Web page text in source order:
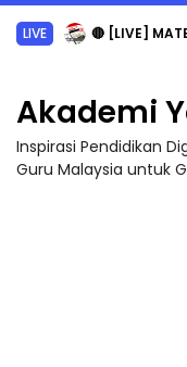
LIVE 🔴 [LIVE] MATEMATIK SR, WANG
Akademi
Inspirasi Pendidikan
Guru Malaysia untuk